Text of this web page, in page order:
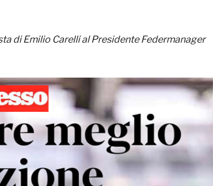
di Emilio Carelli al Presidente Federmanager